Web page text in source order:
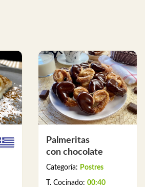
Palmeritas
con chocolate
Categoría: Postres
T. Cocinado: 00:40